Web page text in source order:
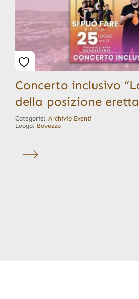
Concerto inclusivo
della posizione
Categorie: Archivio Eventi
Luogo: Bovezzo